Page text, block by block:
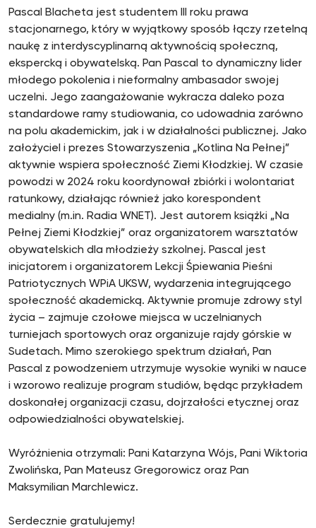
Pascal Blacheta jest studentem III roku prawa
stacjonarnego, który w wyjątkowy sposób łączy rzetelną
naukę z interdyscyplinarną aktywnością społeczną,
ekspercką i obywatelską. Pan Pascal to dynamiczny lider
młodego pokolenia i nieformalny ambasador swojej
uczelni. Jego zaangażowanie wykracza daleko poza
standardowe ramy studiowania, co udowadnia zarówno
na polu akademickim, jak i w działalności publicznej. Jako
założyciel i prezes Stowarzyszenia „Kotlina Na Pełnej”
aktywnie wspiera społeczność Ziemi Kłodzkiej. W czasie
powodzi w 2024 roku koordynował zbiórki i wolontariat
ratunkowy, działając również jako korespondent
medialny (m.in. Radia WNET). Jest autorem książki „Na
Pełnej Ziemi Kłodzkiej” oraz organizatorem warsztatów
obywatelskich dla młodzieży szkolnej. Pascal jest
inicjatorem i organizatorem Lekcji Śpiewania Pieśni
Patriotycznych WPiA UKSW, wydarzenia integrującego
społeczność akademicką. Aktywnie promuje zdrowy styl
życia – zajmuje czołowe miejsca w uczelnianych
turniejach sportowych oraz organizuje rajdy górskie w
Sudetach. Mimo szerokiego spektrum działań, Pan
Pascal z powodzeniem utrzymuje wysokie wyniki w nauce
i wzorowo realizuje program studiów, będąc przykładem
doskonałej organizacji czasu, dojrzałości etycznej oraz
odpowiedzialności obywatelskiej.
Wyróżnienia otrzymali: Pani Katarzyna Wójs, Pani Wiktoria
Zwolińska, Pan Mateusz Gregorowicz oraz Pan
Maksymilian Marchlewicz.
Serdecznie gratulujemy!